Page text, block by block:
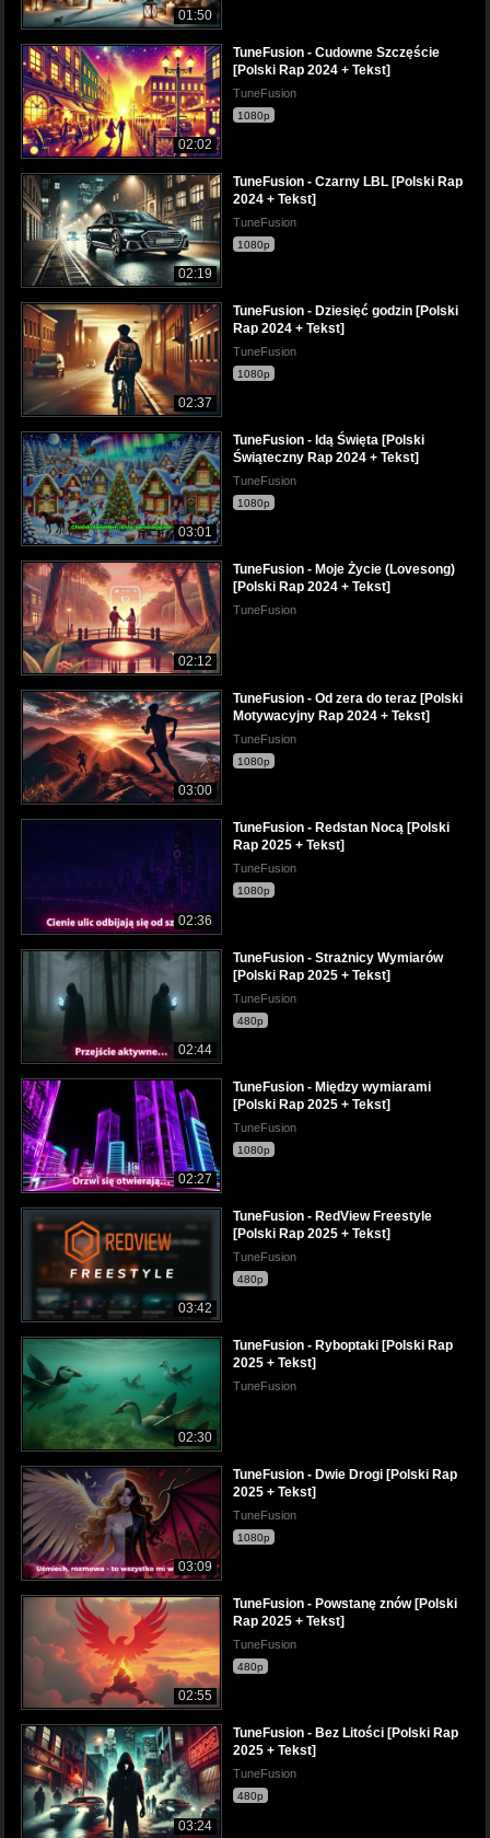
01:50
02:02
TuneFusion - Cudowne Szczęście
[Polski Rap 2024 + Tekst]
TuneFusion
1080p
02:19
TuneFusion - Czarny LBL [Polski Rap
2024 + Tekst]
TuneFusion
1080p
02:37
TuneFusion - Dziesięć godzin [Polski
Rap 2024 + Tekst]
TuneFusion
1080p
03:01
TuneFusion - Idą Święta [Polski
Świąteczny Rap 2024 + Tekst]
TuneFusion
1080p
02:12
TuneFusion - Moje Życie (Lovesong)
[Polski Rap 2024 + Tekst]
TuneFusion
03:00
TuneFusion - Od zera do teraz [Polski
Motywacyjny Rap 2024 + Tekst]
TuneFusion
1080p
02:36
TuneFusion - Redstan Nocą [Polski
Rap 2025 + Tekst]
TuneFusion
1080p
02:44
TuneFusion - Strażnicy Wymiarów
[Polski Rap 2025 + Tekst]
TuneFusion
480p
02:27
TuneFusion - Między wymiarami
[Polski Rap 2025 + Tekst]
TuneFusion
1080p
03:42
TuneFusion - RedView Freestyle
[Polski Rap 2025 + Tekst]
TuneFusion
480p
02:30
TuneFusion - Ryboptaki [Polski Rap
2025 + Tekst]
TuneFusion
03:09
TuneFusion - Dwie Drogi [Polski Rap
2025 + Tekst]
TuneFusion
1080p
02:55
TuneFusion - Powstanę znów [Polski
Rap 2025 + Tekst]
TuneFusion
480p
03:24
TuneFusion - Bez Litości [Polski Rap
2025 + Tekst]
TuneFusion
480p